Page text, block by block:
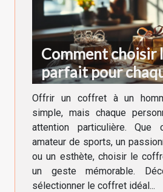
Comment choisir
parfait pour
d'homme ?
Offrir un coffret à un
simple, mais chaque
attention particulière.
amateur de sports, un
ou un esthète, choisir le
un geste mémorable.
sélectionner le coffret idéal...